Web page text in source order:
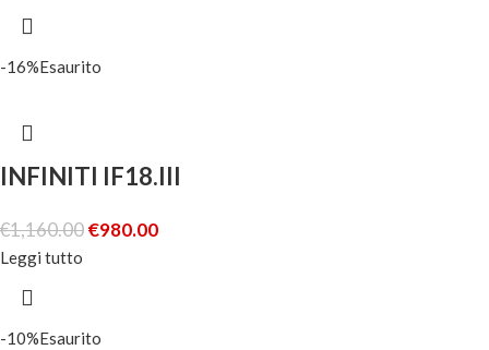
-16%Esaurito
INFINITI IF18.III
€1,160.00€980.00
Leggi tutto
-10%Esaurito